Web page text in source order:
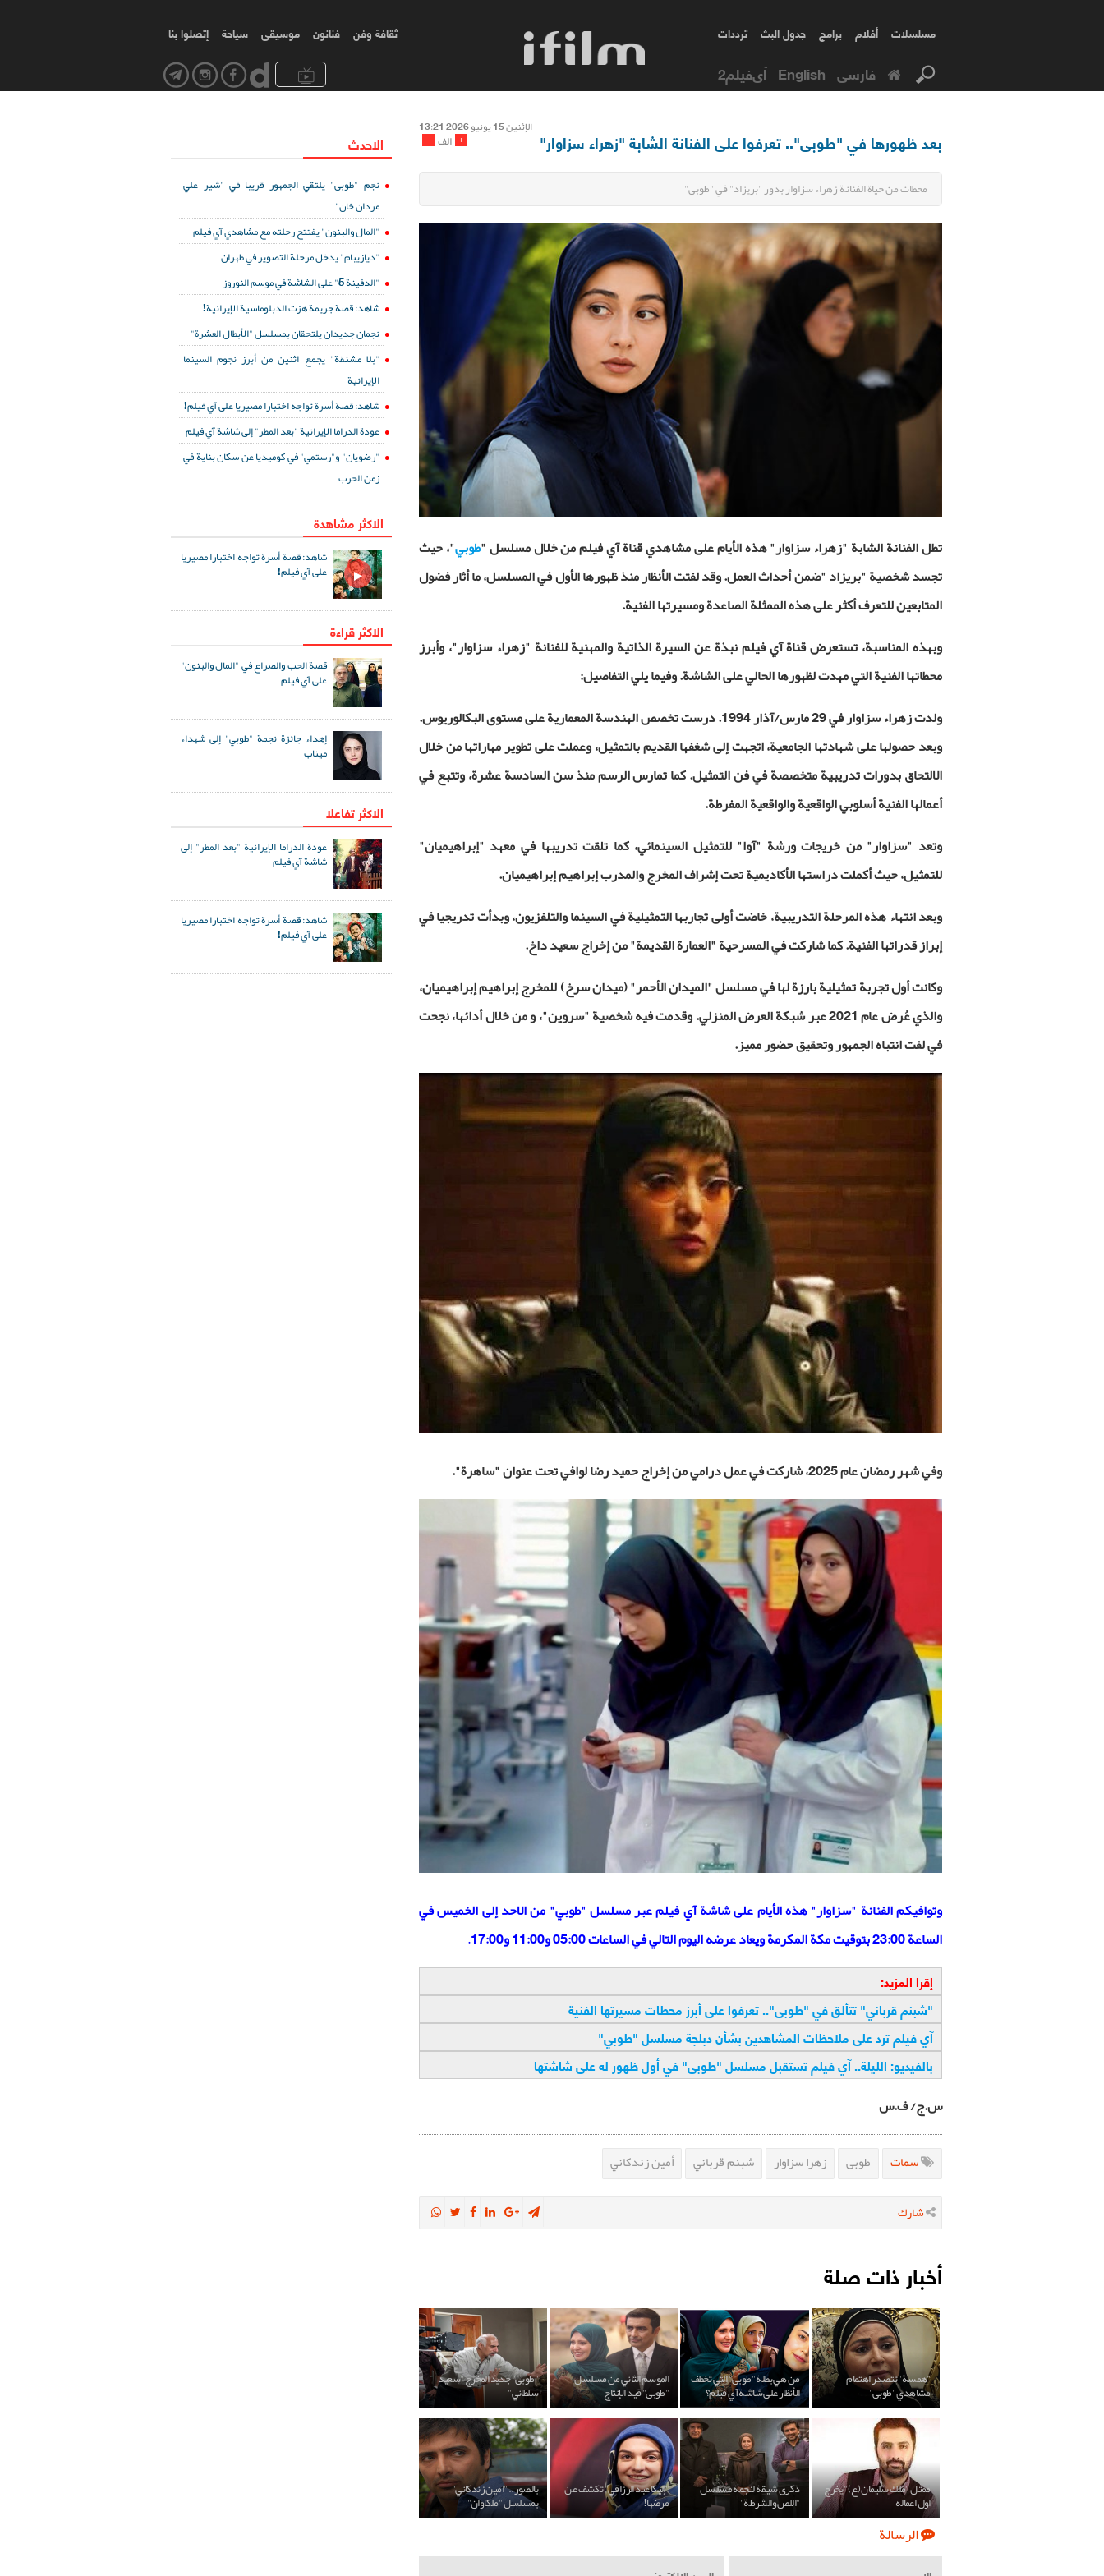
مسلسلات أفلام برامج جدول البث ترددات ثقافة وفن فنانون موسیقی سياحة إتصلوا بنا
فارسی English آی‌فیلم2
الإثنین 15 یونیو 2026 13:21
- الف + بعد ظهورها في "طوبی".. تعرفوا على الفنانة الشابة "زهراء سزاوار"
محطات من حياة الفنانة زهراء سزاوار بدور "بريزاد" في "طوبی"
تطل الفنانة الشابة "زهراء سزاوار" هذه الأيام على مشاهدي قناة آي فيلم من خلال مسلسل "طوبي"، حيث
تجسد شخصية "بريزاد"ضمن أحداث العمل. وقد لفتت الأنظار منذ ظهورها الأول في المسلسل، ما أثار فضول
المتابعين للتعرف أكثر على هذه الممثلة الصاعدة ومسيرتها الفنية.
وبهذه المناسبة، تستعرض قناة آي فيلم نبذة عن السيرة الذاتية والمهنية للفنانة "زهراء سزاوار"، وأبرز
محطاتها الفنية التي مهدت لظهورها الحالي على الشاشة. وفيما يلي التفاصيل:
ولدت زهراء سزاوار في 29 مارس/آذار 1994. درست تخصص الهندسة المعمارية على مستوى البكالوريوس.
وبعد حصولها على شهادتها الجامعية، اتجهت إلى شغفها القديم بالتمثيل، وعملت على تطوير مهاراتها من خلال
الالتحاق بدورات تدريبية متخصصة في فن التمثيل. كما تمارس الرسم منذ سن السادسة عشرة، وتتبع في
أعمالها الفنية أسلوبي الواقعية والواقعية المفرطة.
وتعد "سزاوار" من خريجات ورشة "آوا" للتمثيل السينمائي، كما تلقت تدريبها في معهد "إبراهيميان"
للتمثيل، حيث أكملت دراستها الأكاديمية تحت إشراف المخرج والمدرب إبراهيم إبراهيميان.
وبعد انتهاء هذه المرحلة التدريبية، خاضت أولى تجاربها التمثيلية في السينما والتلفزيون، وبدأت تدريجيا في
إبراز قدراتها الفنية. كما شاركت في المسرحية "العمارة القديمة" من إخراج سعيد داخ.
وكانت أول تجربة تمثيلية بارزة لها في مسلسل "الميدان الأحمر" (ميدان سرخ) للمخرج إبراهيم إبراهيميان،
والذي عُرض عام 2021 عبر شبكة العرض المنزلي. وقدمت فيه شخصية "سروين"، و من خلال أدائها، نجحت
في لفت انتباه الجمهور وتحقيق حضور مميز.
وفي شهر رمضان عام 2025، شاركت في عمل درامي من إخراج حميد رضا لوافي تحت عنوان "ساهرة".
وتوافيكم الفنانة "سزاوار" هذه الأيام على شاشة آي فيلم عبر مسلسل "طوبي"من الاحد إلى الخميس في
الساعة 23:00 بتوقيت مكة المكرمة ويعاد عرضه اليوم التالي في الساعات 05:00 و11:00 و17:00
.
إقرا المزيد:
"شبنم قرباني" تتألق في "طوبى".. تعرفوا على أبرز محطات مسيرتها الفنية
آي فيلم ترد على ملاحظات المشاهدين بشأن دبلجة مسلسل "طوبي"
بالفيديو: الليلة.. آي فيلم تستقبل مسلسل "طوبى" في أول ظهور له على شاشتها
س.ج/ ف.س
سمات طوبى زهرا سزاوار شبنم قرباني أمين زندكاني
شارك
أخبار ذات صلة
"همسة" تتصدر اهتمام
مشاهدي "طوبى"
من هي بطلة "طوبى" التي تخطف
الأنظار على شاشة آي فيلم؟
الموسم الثاني من مسلسل
"طوبى" قيد الإنتاج
"طوبى" جديد المخرج "سعيد
سلطاني"
ممثل "ملك سليمان (ع)" يخرج
اول اعماله
ذكرى شيقة لنجمة مسلسل
"اللص والشرطة"
"إليكا عبد الرزاقي" تكشف عن
مرضها!
بالصور.. "امين زندكاني"
بمسلسل "ملكاوان"
الرسالة
الاحدث
نجم "طوبى" يلتقي الجمهور قريبا في "شير علي
مردان خان"
"المال والبنون" يفتتح رحلته مع مشاهدي آي فيلم
"ديازيبام" يدخل مرحلة التصوير في طهران
"الدفينة 5" على الشاشة في موسم النوروز
شاهد: قصة جريمة هزت الدبلوماسية الإيرانية!
نجمان جديدان يلتحقان بمسلسل "الأبطال العشرة"
"بلا مشنقة" يجمع اثنين من أبرز نجوم السينما
الإيرانية
شاهد: قصة أسرة تواجه اختبارا مصيريا على آي فيلم!
عودة الدراما الإيرانية "بعد المطر" إلى شاشة آي فيلم
"رضويان" و"رستمي" في كوميديا عن سكان بناية في
زمن الحرب
الاكثر مشاهدة
شاهد: قصة أسرة تواجه اختبارا مصيريا
على آي فيلم!
الاكثر قراءة
قصة الحب والصراع في "المال والبنون"
على آي فيلم
إهداء جائزة نجمة "طوبي" إلى شهداء
ميناب
الاکثر تفاعلا
عودة الدراما الإيرانية "بعد المطر" إلى
شاشة آي فيلم
شاهد: قصة أسرة تواجه اختبارا مصيريا
على آي فيلم!